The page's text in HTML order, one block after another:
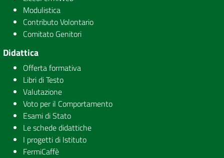
Modulistica
Contributo Volontario
Comitato Genitori
Didattica
Offerta formativa
Libri di Testo
Valutazione
Voto per il Comportamento
Esami di Stato
Le schede didattiche
I progetti di Istituto
FermiCaffè